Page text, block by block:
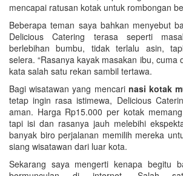
mencapai ratusan kotak untuk rombongan
Beberapa teman saya bahkan menyebut
Delicious Catering terasa seperti
berlebihan bumbu, tidak terlalu asin,
selera. “Rasanya kayak masakan ibu, cuma
kata salah satu rekan sambil tertawa.
Bagi wisatawan yang mencari nasi kotak
tetap ingin rasa istimewa, Delicious
aman. Harga Rp15.000 per kotak
tapi isi dan rasanya jauh melebihi
banyak biro perjalanan memilih mereka
siang wisatawan dari luar kota.
Sekarang saya mengerti kenapa begitu